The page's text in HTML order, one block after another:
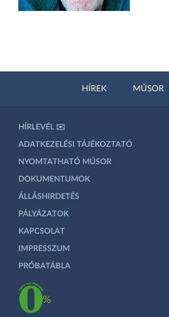
HÍREK MŰSOR
HÍRLEVÉL ✉️
ADATKEZELÉSI TÁJÉKOZTATÓ
NYOMTATHATÓ MŰSOR
DOKUMENTUMOK
ÁLLÁSHIRDETÉS
PÁLYÁZATOK
KAPCSOLAT
IMPRESSZUM
PRÓBATÁBLA